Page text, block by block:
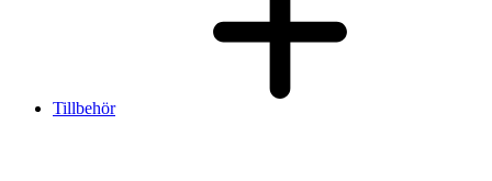
Tillbehör